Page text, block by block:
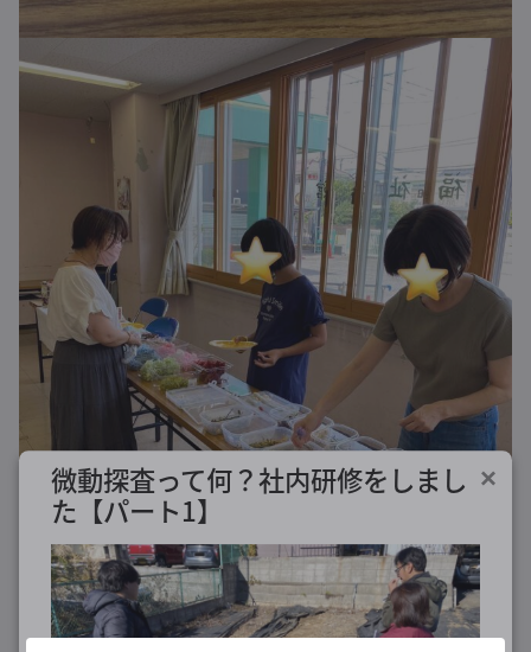
微動探査って何？社内研修をしまし
た【パート1】
×